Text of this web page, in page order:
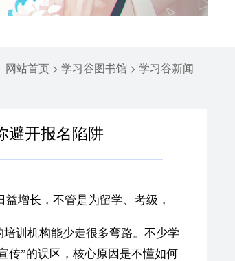
网站首页> 学习谷图书馆> 学习谷新闻
避开报名陷阱
益增长，不管是为留学、考级，
训机构能少走很多弯路。不少学
传”的误区，核心原因是不懂如何